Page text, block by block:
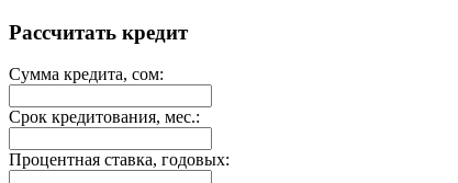
Рассчитать кредит
Сумма кредита, сом:
Срок кредитования, мес.:
Процентная ставка, годовых: